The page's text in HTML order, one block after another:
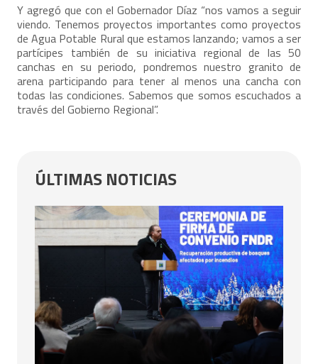
Y agregó que con el Gobernador Díaz “nos vamos a seguir
viendo. Tenemos proyectos importantes como proyectos
de Agua Potable Rural que estamos lanzando; vamos a ser
partícipes también de su iniciativa regional de las 50
canchas en su periodo, pondremos nuestro granito de
arena participando para tener al menos una cancha con
todas las condiciones. Sabemos que somos escuchados a
través del Gobierno Regional”.
ÚLTIMAS NOTICIAS